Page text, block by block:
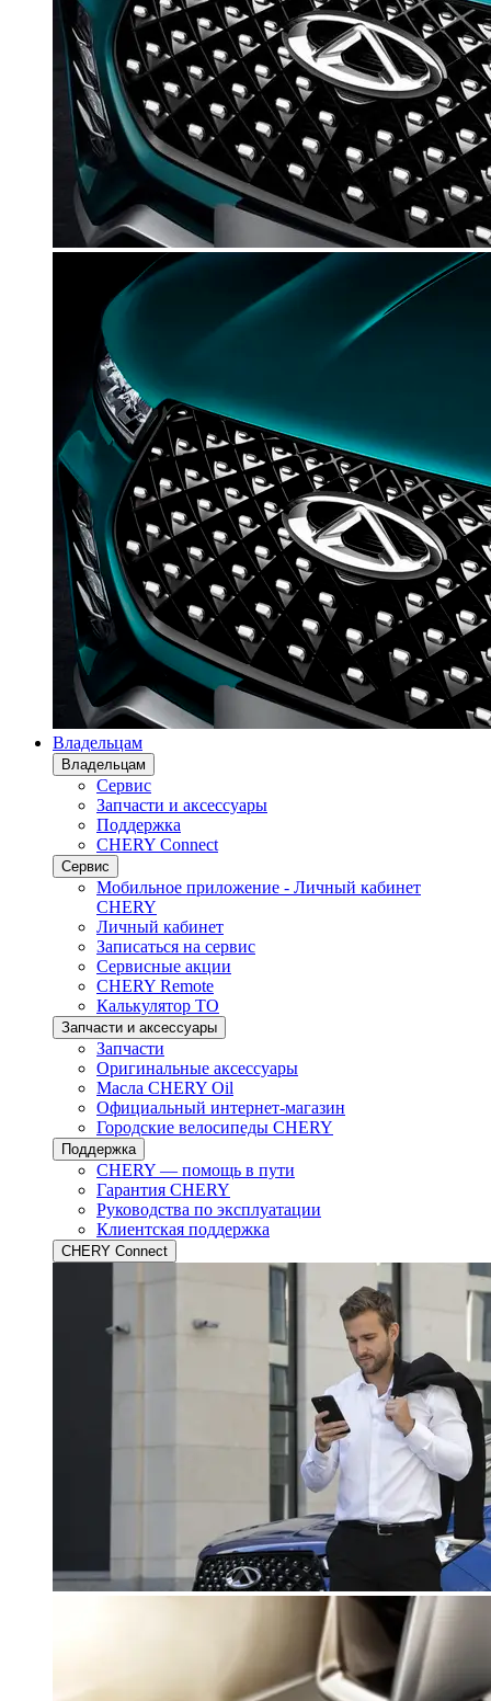
Владельцам
Владельцам
Сервис
Запчасти и аксессуары
Поддержка
CHERY Connect
Сервис
Мобильное приложение - Личный кабинет
CHERY
Личный кабинет
Записаться на сервис
Сервисные акции
CHERY Remote
Калькулятор ТО
Запчасти и аксессуары
Запчасти
Оригинальные аксессуары
Масла CHERY Oil
Официальный интернет-магазин
Городские велосипеды CHERY
Поддержка
CHERY — помощь в пути
Гарантия CHERY
Руководства по эксплуатации
Клиентская поддержка
CHERY Connect